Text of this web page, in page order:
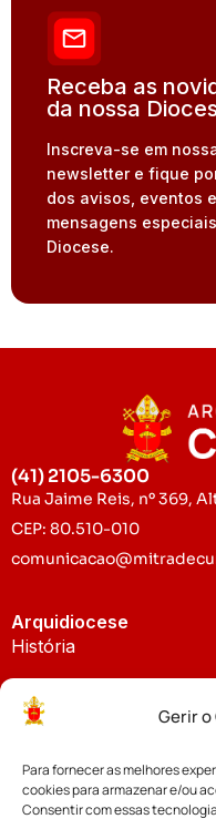
Gerir
Para fornecer as melhores
cookies para armazenar e/ou
Consentir com essas
Receba as
da nossa
Inscreva-se em
newsletter e fique
dos avisos, eventos e
mensagens
Diocese.
(41) 2105-6300
Rua Jaime Reis, nº 369,
CEP: 80.510-010
Arquidiocese
História
Padroeira
Notícias
Notícias da